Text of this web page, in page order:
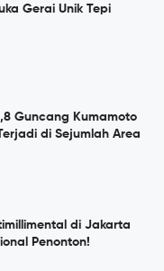
Gerai Unik Tepi
Guncang Kumamoto
di Sejumlah Area
di Jakarta
Penonton!